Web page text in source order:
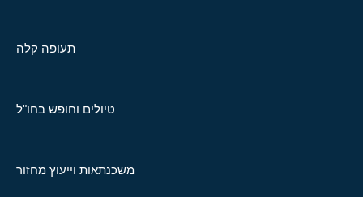
תעופה קלה
טיולים וחופש בחו"ל
משכנתאות וייעוץ מחזור